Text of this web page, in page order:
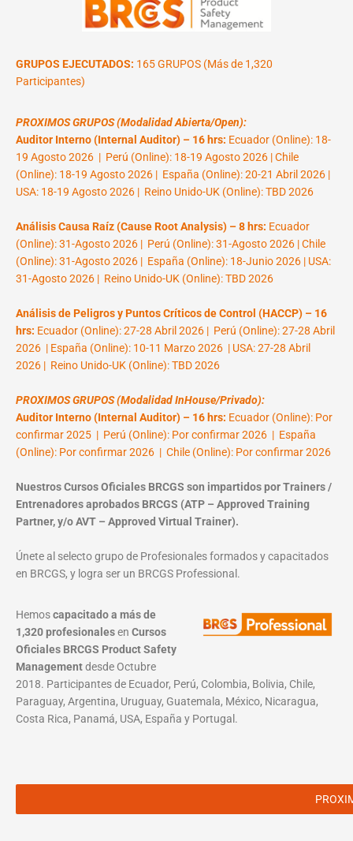
GRUPOS EJECUTADOS: 165 GRUPOS (Más de 1,320
Participantes)
PROXIMOS GRUPOS (Modalidad Abierta/Open):
Auditor Interno (Internal Auditor) – 16 hrs: Ecuador (Online): 18-
19 Agosto 2026 | Perú (Online): 18-19 Agosto 2026 | Chile
(Online): 18-19 Agosto 2026 | España (Online): 20-21 Abril 2026 |
USA: 18-19 Agosto 2026 | Reino Unido-UK (Online): TBD 2026
Análisis Causa Raíz (Cause Root Analysis) – 8 hrs: Ecuador
(Online): 31-Agosto 2026 | Perú (Online): 31-Agosto 2026 | Chile
(Online): 31-Agosto 2026 | España (Online): 18-Junio 2026 | USA:
31-Agosto 2026 | Reino Unido-UK (Online): TBD 2026
Análisis de Peligros y Puntos Críticos de Control (HACCP) – 16
hrs: Ecuador (Online): 27-28 Abril 2026 | Perú (Online): 27-28 Abril
2026 | España (Online): 10-11 Marzo 2026 | USA: 27-28 Abril
2026 | Reino Unido-UK (Online): TBD 2026
PROXIMOS GRUPOS (Modalidad InHouse/Privado):
Auditor Interno (Internal Auditor) – 16 hrs: Ecuador (Online): Por
confirmar 2025 | Perú (Online): Por confirmar 2026 | España
(Online): Por confirmar 2026 | Chile (Online): Por confirmar 2026
Nuestros Cursos Oficiales BRCGS son impartidos por Trainers /
Entrenadores aprobados BRCGS (ATP – Approved Training
Partner, y/o AVT – Approved Virtual Trainer).
Únete al selecto grupo de Profesionales formados y capacitados
en BRCGS, y logra ser un BRCGS Professional.
Hemoscapacitado a más de
1,320 profesionalesen Cursos
Oficiales BRCGS Product Safety
Managementdesde Octubre
2018. Participantes de Ecuador, Perú, Colombia, Bolivia, Chile,
Paraguay, Argentina, Uruguay, Guatemala, México, Nicaragua,
Costa Rica, Panamá, USA, España y Portugal.